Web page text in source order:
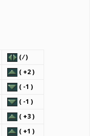
( ⁄ )
( +2 )
( -1 )
( -1 )
( +3 )
( +1 )